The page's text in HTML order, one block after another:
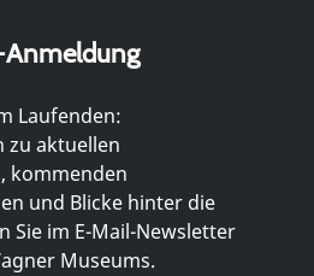
Laufenden:
aktuellen
kommenden
und Blicke hinter die
Sie im E-Mail-Newsletter
Museums.